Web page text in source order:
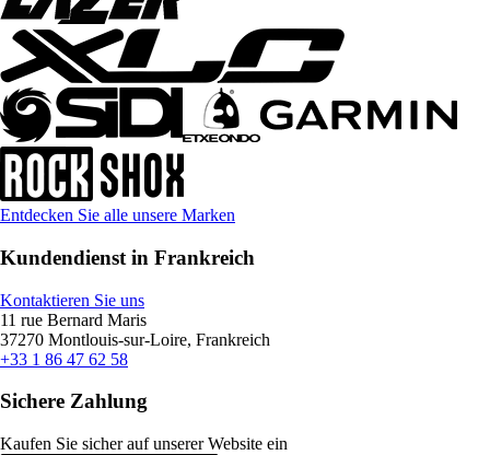
Entdecken Sie alle unsere Marken
Kundendienst in Frankreich
Kontaktieren Sie uns
11 rue Bernard Maris
37270 Montlouis-sur-Loire, Frankreich
+33 1 86 47 62 58
Sichere Zahlung
Kaufen Sie sicher auf unserer Website ein